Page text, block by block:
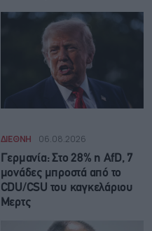
ΔΙΕΘΝΗ 06.08.2026
Γερμανία: Στο 28% η AfD, 7
μονάδες μπροστά από το
CDU/CSU του καγκελάριου
Μερτς